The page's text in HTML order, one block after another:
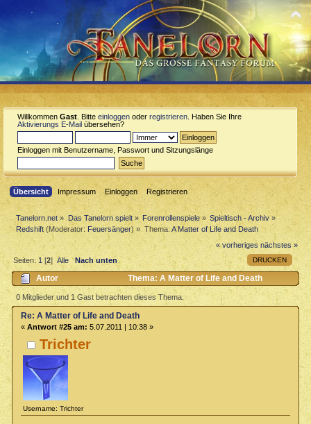
Willkommen Gast . Bitte einloggen oder registrieren . Haben Sie Ihre
Aktivierungs E-Mail übersehen?
Einloggen mit Benutzername, Passwort und Sitzungslänge
Übersicht Impressum Einloggen Registrieren
Tanelorn.net » Das Tanelorn spielt» Forenrollenspiele» Spieltisch - Archiv »
Redshift (Moderator: Feuersänger) » Thema: A Matter of Life and Death
« vorheriges nächstes »
DRUCKEN
Seiten:1[2]Alle Nach unten
Autor
Thema: A Matter of Life and Death
(Gelesen 4481 mal)
0 Mitglieder und 1 Gast betrachten dieses Thema.
Trichter
Username: Trichter
Re: A Matter of Life and Death
« Antwort #25 am: 5.07.2011 | 10:38 »